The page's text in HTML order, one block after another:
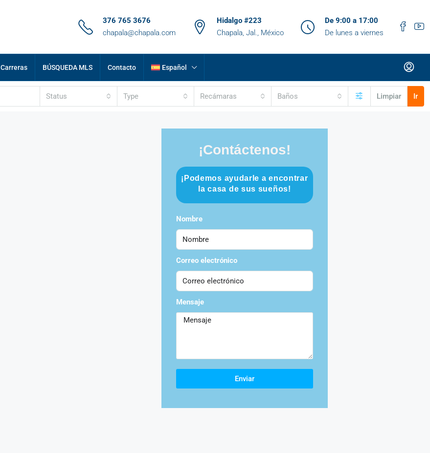
376 765 3676
chapala@chapala.com
Hidalgo #223
Chapala, Jal., México
De 9:00 a 17:00
De lunes a viernes
Carreras BÚSQUEDA MLS Contacto Español
Status Type Recámaras Baños Limpiar Ir
¡Contáctenos!
¡Podemos ayudarle a encontrar
la casa de sus sueños!
Nombre
Correo electrónico
Mensaje
Enviar